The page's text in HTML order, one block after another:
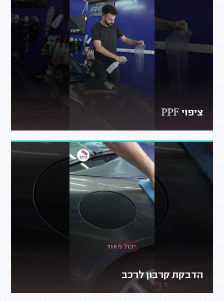
ציפוי PPF
הדבקת קרבון לרכב